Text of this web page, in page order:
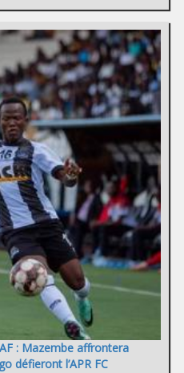
: Mazembe affrontera
défieront l’APR FC